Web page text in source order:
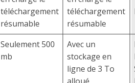
téléchargement
résumable
téléchargement
résumable
Seulement 500
mb
Avec un
stockage en
ligne de 3 To